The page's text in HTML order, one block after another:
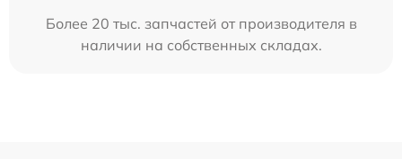
Более 20 тыс. запчастей от производителя в
наличии на собственных складах.